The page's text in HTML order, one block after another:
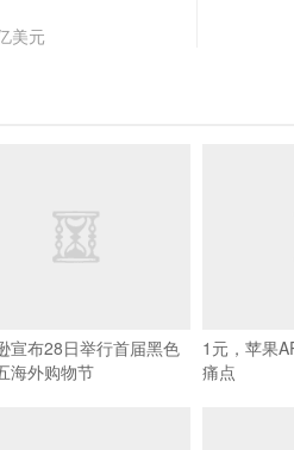
美元
宣布28日举行首届黑色
海外购物节
1元，苹果
痛点